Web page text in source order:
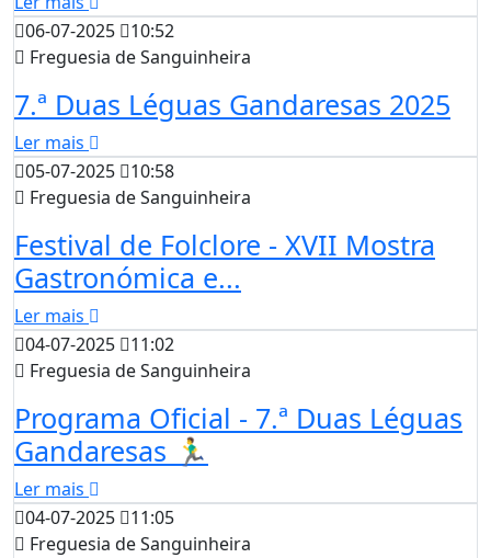
06-07-2025
10:52
Freguesia de Sanguinheira
7.ª Duas Léguas Gandaresas 2025
Ler mais
05-07-2025
10:58
Freguesia de Sanguinheira
Festival de Folclore - XVII Mostra
Gastronómica e...
Ler mais
04-07-2025
11:02
Freguesia de Sanguinheira
Programa Oficial - 7.ª Duas Léguas
Gandaresas 🏃‍♂️
Ler mais
04-07-2025
11:05
Freguesia de Sanguinheira